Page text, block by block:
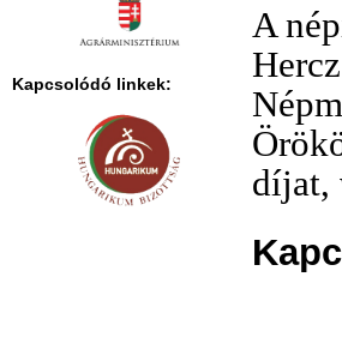
Kapcsolódó linkek:
A
díjat,